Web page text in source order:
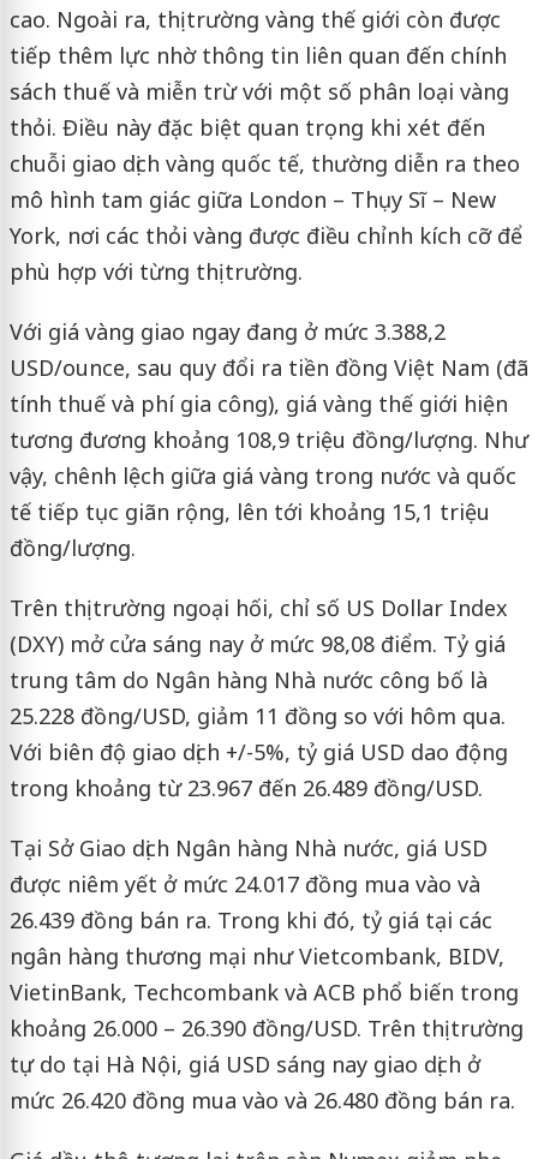
cao. Ngoài ra, thị trường vàng thế giới còn được
tiếp thêm lực nhờ thông tin liên quan đến chính
sách thuế và miễn trừ với một số phân loại vàng
thỏi. Điều này đặc biệt quan trọng khi xét đến
chuỗi giao dịch vàng quốc tế, thường diễn ra theo
mô hình tam giác giữa London – Thụy Sĩ – New
York, nơi các thỏi vàng được điều chỉnh kích cỡ để
phù hợp với từng thị trường.
Với giá vàng giao ngay đang ở mức 3.388,2
USD/ounce, sau quy đổi ra tiền đồng Việt Nam (đã
tính thuế và phí gia công), giá vàng thế giới hiện
tương đương khoảng 108,9 triệu đồng/lượng. Như
vậy, chênh lệch giữa giá vàng trong nước và quốc
tế tiếp tục giãn rộng, lên tới khoảng 15,1 triệu
đồng/lượng.
Trên thị trường ngoại hối, chỉ số US Dollar Index
(DXY) mở cửa sáng nay ở mức 98,08 điểm. Tỷ giá
trung tâm do Ngân hàng Nhà nước công bố là
25.228 đồng/USD, giảm 11 đồng so với hôm qua.
Với biên độ giao dịch +/-5%, tỷ giá USD dao động
trong khoảng từ 23.967 đến 26.489 đồng/USD.
Tại Sở Giao dịch Ngân hàng Nhà nước, giá USD
được niêm yết ở mức 24.017 đồng mua vào và
26.439 đồng bán ra. Trong khi đó, tỷ giá tại các
ngân hàng thương mại như Vietcombank, BIDV,
VietinBank, Techcombank và ACB phổ biến trong
khoảng 26.000 – 26.390 đồng/USD. Trên thị trường
tự do tại Hà Nội, giá USD sáng nay giao dịch ở
mức 26.420 đồng mua vào và 26.480 đồng bán ra.